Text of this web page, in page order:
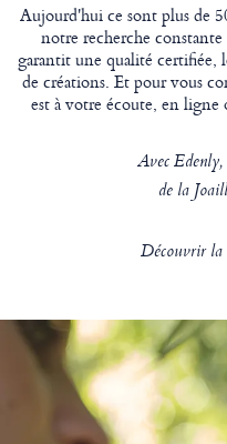
Aujourd'hui ce sont plus de
notre recherche
garantit une qualité certifiée,
de créations. Et pour vous
est à votre écoute, en
Avec Edenly,
de la
Découvrir la